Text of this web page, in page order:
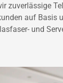
zuverlässige
auf Basis
und